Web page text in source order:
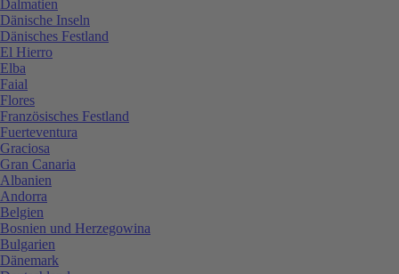
Dalmatien
Dänische Inseln
Dänisches Festland
El Hierro
Elba
Faial
Flores
Französisches Festland
Fuerteventura
Graciosa
Gran Canaria
Albanien
Andorra
Belgien
Bosnien und Herzegowina
Bulgarien
Dänemark